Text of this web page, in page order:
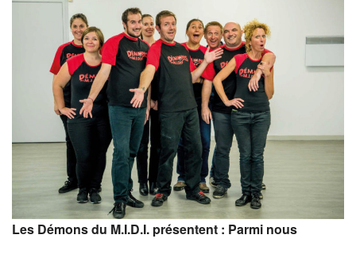
Les Démons du M.I.D.I. présentent : Parmi nous